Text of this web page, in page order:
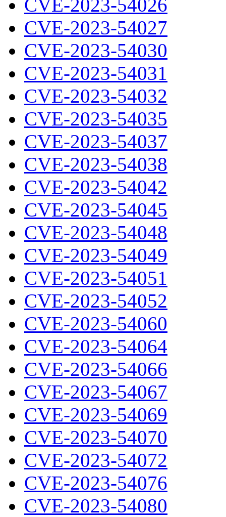
CVE-2023-54026
CVE-2023-54027
CVE-2023-54030
CVE-2023-54031
CVE-2023-54032
CVE-2023-54035
CVE-2023-54037
CVE-2023-54038
CVE-2023-54042
CVE-2023-54045
CVE-2023-54048
CVE-2023-54049
CVE-2023-54051
CVE-2023-54052
CVE-2023-54060
CVE-2023-54064
CVE-2023-54066
CVE-2023-54067
CVE-2023-54069
CVE-2023-54070
CVE-2023-54072
CVE-2023-54076
CVE-2023-54080